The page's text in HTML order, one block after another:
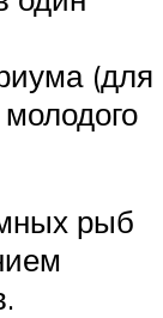
(для
рыб